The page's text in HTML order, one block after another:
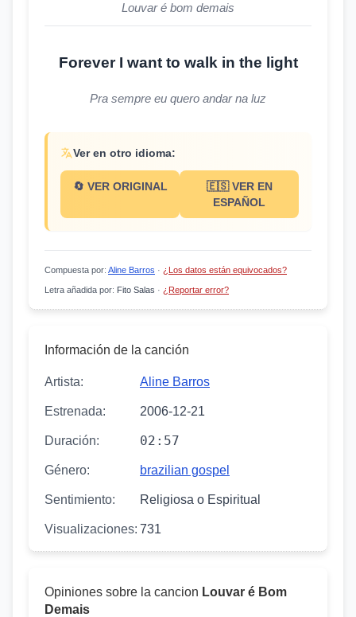
Louvar é bom demais
Forever I want to walk in the light
Pra sempre eu quero andar na luz
Ver en otro idioma:
🔄 VER ORIGINAL
🇪🇸 VER EN
ESPAÑOL
Compuesta por: Aline Barros · ¿Los datos están equivocados?
Letra añadida por: Fito Salas · ¿Reportar error?
Información de la canción
Artista: Aline Barros
Estrenada: 2006-12-21
Duración: 02:57
Género: brazilian gospel
Sentimiento: Religiosa o Espiritual
Visualizaciones: 731
Opiniones sobre la cancion Louvar é Bom
Demais